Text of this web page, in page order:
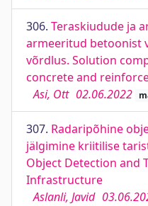
306. Teraskiudude ja
armeeritud betoonist
võrdlus. Solution
concrete and
Asi, Ott 02.06.2022
307. Radaripõhine
jälgimine kriitilise
Object Detection and
Infrastructure
Aslanli, Javid